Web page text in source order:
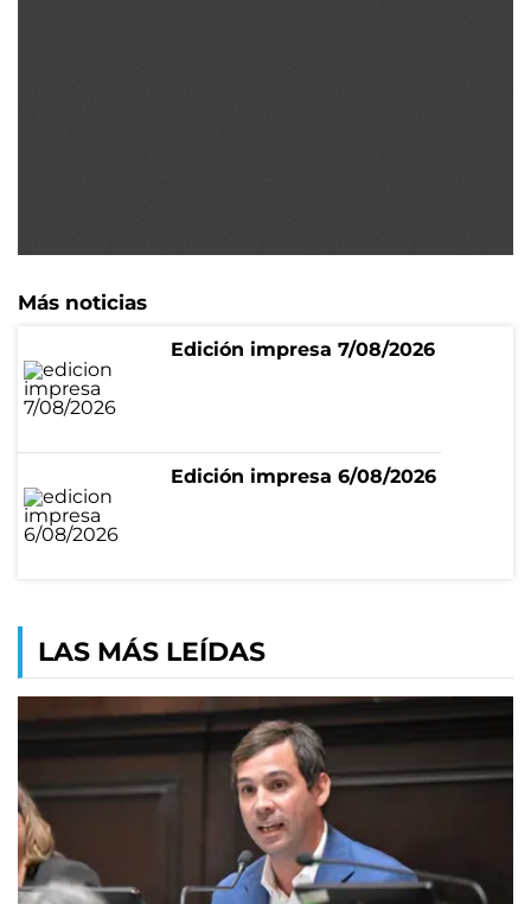
Más noticias
Edición impresa 7/08/2026
Edición impresa 6/08/2026
LAS MÁS LEÍDAS